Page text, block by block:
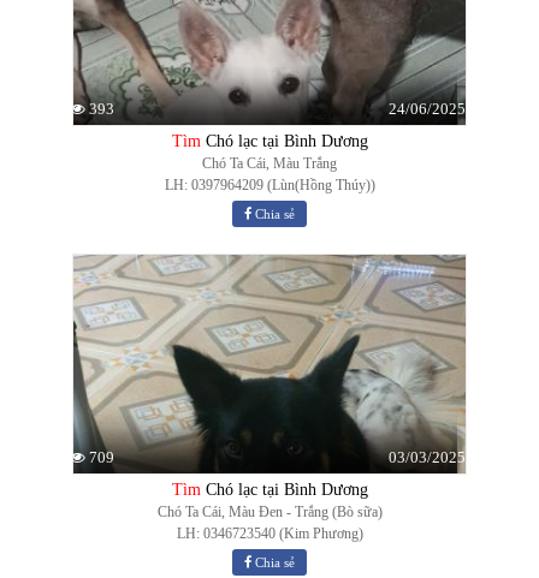
393
24/06/2025
Tìm Chó lạc tại Bình Dương
Chó Ta Cái, Màu Trắng
LH: 0397964209 (Lùn(Hồng Thúy))
Chia sẻ
709
03/03/2025
Tìm Chó lạc tại Bình Dương
Chó Ta Cái, Màu Đen - Trắng (Bò sữa)
LH: 0346723540 (Kim Phương)
Chia sẻ